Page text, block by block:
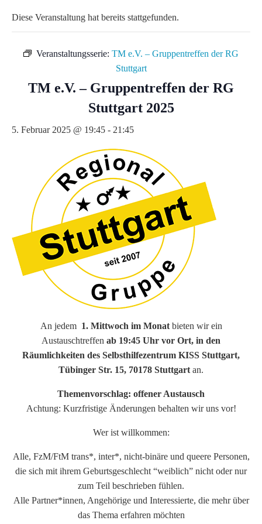
Diese Veranstaltung hat bereits stattgefunden.
Veranstaltungsserie: TM e.V. – Gruppentreffen der RG
Stuttgart
TM e.V. – Gruppentreffen der RG
Stuttgart 2025
5. Februar 2025 @ 19:45 - 21:45
An jedem 1. Mittwoch im Monatbieten wir ein
Austauschtreffen ab 19:45 Uhr vor Ort, in den
Räumlichkeiten des Selbsthilfezentrum KISS Stuttgart,
Tübinger Str. 15, 70178 Stuttgartan.
Themenvorschlag: offener Austausch
Achtung: Kurzfristige Änderungen behalten wir uns vor!
Wer ist willkommen:
Alle, FzM/FtM trans*, inter*, nicht-binäre und queere Personen,
die sich mit ihrem Geburtsgeschlecht “weiblich” nicht oder nur
zum Teil beschrieben fühlen.
Alle Partner*innen, Angehörige und Interessierte, die mehr über
das Thema erfahren möchten